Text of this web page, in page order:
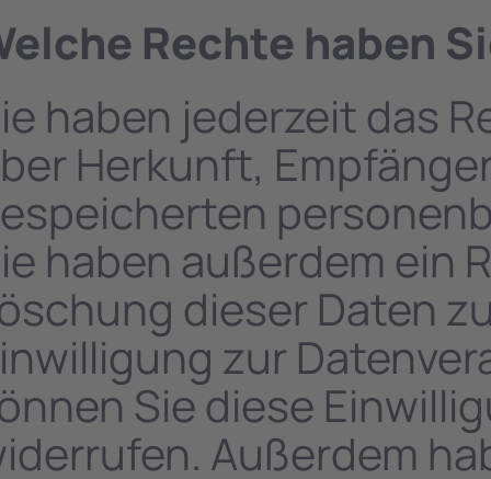
Rechte haben
haben jederzeit das
Herkunft,
haben außerdem ein
dieser Daten
zur
Sie diese
Außerdem